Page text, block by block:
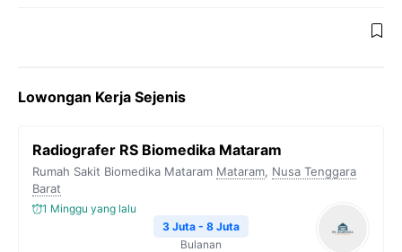
Lowongan Kerja Sejenis
Radiografer RS Biomedika Mataram
Rumah Sakit Biomedika Mataram Mataram, Nusa Tenggara
Barat
1 Minggu yang lalu
3 Juta - 8 Juta
Bulanan